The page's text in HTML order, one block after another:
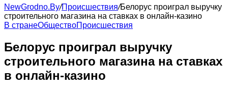
NewGrodno.By/Происшествия/Белорус проиграл выручку
строительного магазина на ставках в онлайн-казино
В странеОбществоПроисшествия
Белорус проиграл выручку
строительного магазина на ставках
в онлайн-казино